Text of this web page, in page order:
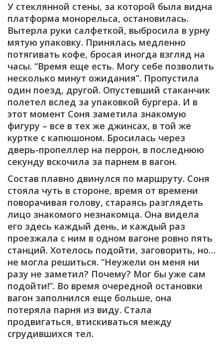
У стеклянной стены, за которой была видна
платформа монорельса, остановилась.
Вытерла руки салфеткой, выбросила в урну
мятую упаковку. Принялась медленно
потягивать кофе, бросая иногда взгляд на
часы. “Время еще есть. Могу себе позволить
несколько минут ожидания”. Пропустила
один поезд, другой. Опустевший стаканчик
полетел вслед за упаковкой бургера. И в
этот момент Соня заметила знакомую
фигуру – все в тех же джинсах, в той же
куртке с капюшоном. Бросилась через
дверь-пропеллер на перрон, в последнюю
секунду вскочила за парнем в вагон.
Состав плавно двинулся по маршруту. Соня
стояла чуть в стороне, время от времени
поворачивая голову, стараясь разглядеть
лицо знакомого незнакомца. Она видела
его здесь каждый день, и каждый раз
проезжала с ним в одном вагоне ровно пять
станций. Хотелось подойти, заговорить, но…
не могла решиться. “Неужели он меня ни
разу не заметил? Почему? Мог бы уже сам
подойти!”. Во время очередной остановки
вагон заполнился еще больше, она
потеряла парня из виду. Стала
продвигаться, втискиваться между
сгрудившихся тел.